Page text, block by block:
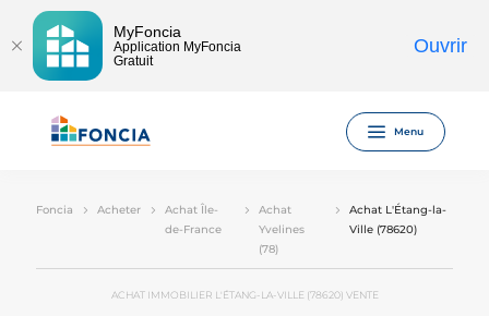
MyFoncia
Application MyFoncia
Gratuit
Ouvrir
Menu
Foncia Acheter
Achat Île-
de-France
Achat
Yvelines
(78)
Achat L'Étang-la-
Ville (78620)
ACHAT IMMOBILIER L'ÉTANG-LA-VILLE (78620) VENTE